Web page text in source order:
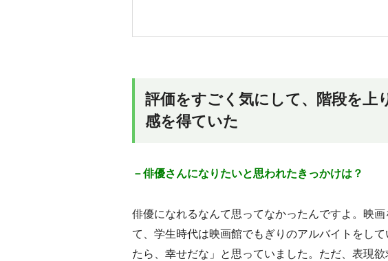
評価をすごく気にして、階段を上
感を得ていた
－俳優さんになりたいと思われたきっかけは？
俳優になれるなんて思ってなかったんですよ。映
て、学生時代は映画館でもぎりのアルバイトをし
たら、幸せだな」と思っていました。ただ、表現